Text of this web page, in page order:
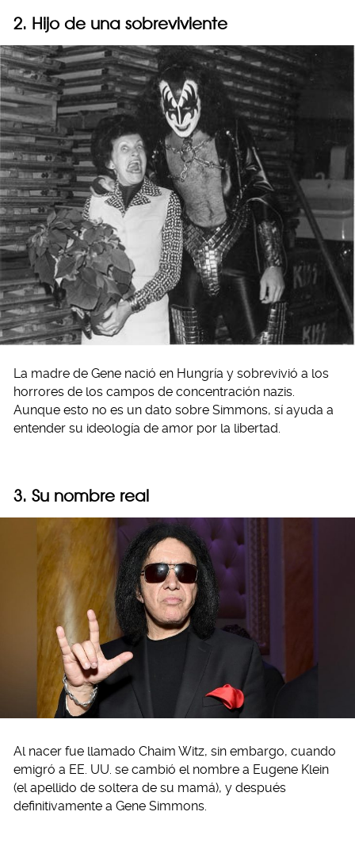
2. Hijo de una sobreviviente
La madre de Gene nació en Hungría y sobrevivió a los
horrores de los campos de concentración nazis.
Aunque esto no es un dato sobre Simmons, sí ayuda a
entender su ideología de amor por la libertad.
3. Su nombre real
Al nacer fue llamado Chaim Witz, sin embargo, cuando
emigró a EE. UU. se cambió el nombre a Eugene Klein
(el apellido de soltera de su mamá), y después
definitivamente a Gene Simmons.